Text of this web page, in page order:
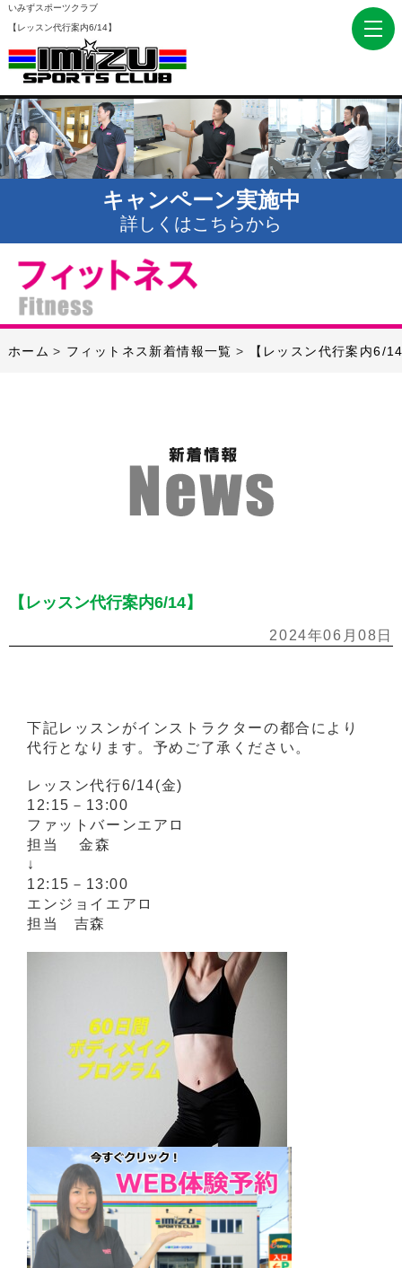
いみずスポーツクラブ
【レッスン代行案内6/14】
キャンペーン実施中
詳しくはこちらから
ホーム フィットネス新着情報一覧 【レッスン代行案内6/
【レッスン代行案内6/14】
2024年06月08日
下記レッスンがインストラクターの都合により
代行となります。予めご了承ください。
レッスン代行6/14(金)
12:15－13:00
ファットバーンエアロ
担当 金森
↓
12:15－13:00
エンジョイエアロ
担当 吉森